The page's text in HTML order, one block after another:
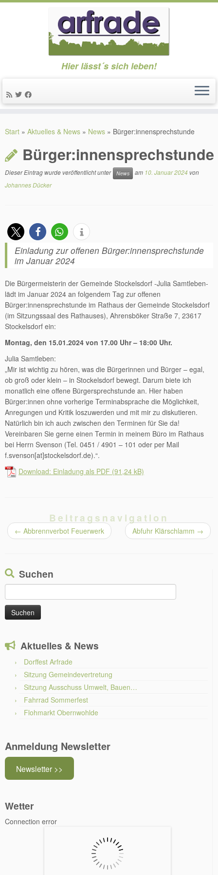
Inhalt
Hier lässt´s sich leben!
Start » Aktuelles & News » News » Bürger:innensprechstunde
Bürger:innensprechstunde
Dieser Eintrag wurde veröffentlicht unter News am 10. Januar 2024 von
Johannes Dücker
Einladung zur offenen Bürger:innensprechstunde
im Januar 2024
Die Bürgermeisterin der Gemeinde Stockelsdorf -Julia Samtleben-
lädt im Januar 2024 an folgendem Tag zur offenen
Bürger:innensprechstunde im Rathaus der Gemeinde Stockelsdorf
(im Sitzungssaal des Rathauses), Ahrensböker Straße 7, 23617
Stockelsdorf ein:
Montag, den 15.01.2024 von 17.00 Uhr – 18:00 Uhr.
Julia Samtleben:
„Mir ist wichtig zu hören, was die Bürgerinnen und Bürger – egal,
ob groß oder klein – in Stockelsdorf bewegt. Darum biete ich
monatlich eine offene Bürgersprechstunde an. Hier haben
Bürger:innen ohne vorherige Terminabsprache die Möglichkeit,
Anregungen und Kritik loszuwerden und mit mir zu diskutieren.
Natürlich bin ich auch zwischen den Terminen für Sie da!
Vereinbaren Sie gerne einen Termin in meinem Büro im Rathaus
bei Herrn Svenson (Tel. 0451 / 4901 – 101 oder per Mail
f.svenson[at]stockelsdorf.de).“.
Download: Einladung als PDF
Beitragsnavigation
← Abbrennverbot Feuerwerk Abfuhr Klärschlamm →
Suchen
nach:
Aktuelles & News
Dorffest Arfrade
Sitzung Gemeindevertretung
Sitzung Ausschuss Umwelt, Bauen…
Fahrrad Sommerfest
Flohmarkt Obernwohlde
Anmeldung Newsletter
Newsletter >>
Wetter
Connection error